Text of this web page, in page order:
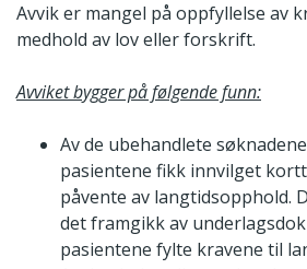
Avvik er mangel på oppfyllelse av
medhold av lov eller forskrift.
Avviket bygger på følgende funn:
Av de ubehandlete
pasientene fikk innvilget
påvente av langtidsopphold.
det framgikk av
pasientene fylte kravene til